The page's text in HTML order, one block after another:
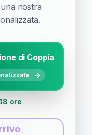
nostra
di Coppia
ore